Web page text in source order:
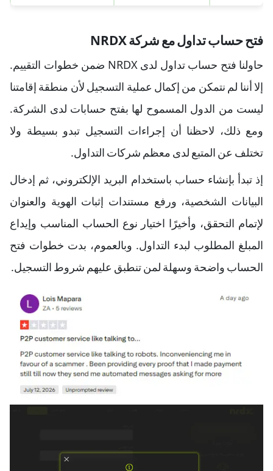
فتح حساب تداول مع شركة NRDX
حاولنا فتح حساب تداول لدى NRDX ضمن خطوات التقييم.
إلا أننا لم نتمكن من إكمال عملية التسجيل لأن منطقة إقامتنا
ليست من الدول المسموح لها بفتح حسابات لدى الشركة.
ومع ذلك، لاحظنا أن إجراءات التسجيل تبدو بسيطة ولا
تختلف عن المتبع لدى معظم شركات التداول.
إذ تبدأ بإنشاء حساب باستخدام البريد الإلكتروني، ثم إدخال
البيانات الشخصية، ورفع مستندات إثبات الهوية والعنوان
لإتمام التحقق، وأخيرًا اختيار نوع الحساب المناسب وإيداع
المبلغ المطلوب لبدء التداول. وبالعموم، بدت خطوات فتح
الحساب واضحة وسهلة لمن تنطبق عليهم شروط التسجيل.